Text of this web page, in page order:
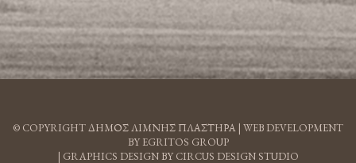
© COPYRIGHT ΔΗΜΟΣ ΛΙΜΝΗΣ ΠΛΑΣΤΗΡΑ | WEB DEVELOPMENT
BY EGRITOS GROUP
| GRAPHICS DESIGN BY CIRCUS DESIGN STUDIO